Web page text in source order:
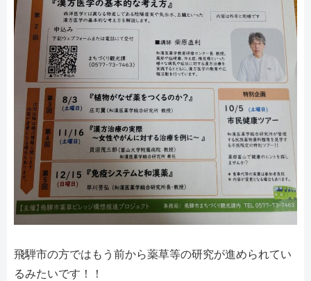
飛騨市の方ではもう前から薬草等の研究が進められてい
るみたいです！！